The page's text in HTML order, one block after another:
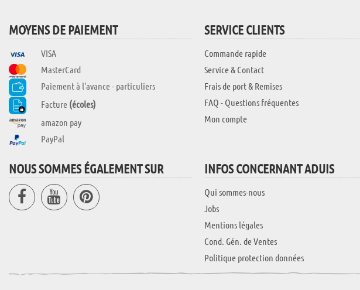
MOYENS DE PAIEMENT
VISA
MasterCard
Paiement à l'avance - particuliers
Facture (écoles)
amazon pay
PayPal
SERVICE CLIENTS
Commande rapide
Service & Contact
Frais de port & Remises
FAQ - Questions fréquentes
Mon compte
NOUS SOMMES ÉGALEMENT SUR INFOS CONCERNANT ADUIS
Qui sommes-nous
Jobs
Mentions légales
Cond. Gén. de Ventes
Politique protection données